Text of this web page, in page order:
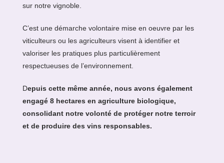
sur notre vignoble.
C’est une démarche volontaire mise en oeuvre par les
viticulteurs ou les agriculteurs visent à identifier et
valoriser les pratiques plus particulièrement
respectueuses de l’environnement.
Depuis cette même année, nous avons également
engagé 8 hectares en agriculture biologique,
consolidant notre volonté de protéger notre terroir
et de produire des vins responsables.